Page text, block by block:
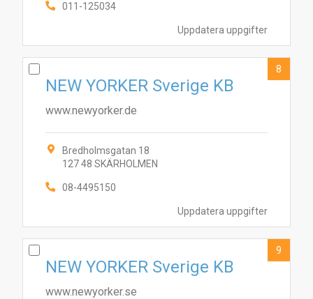
Uppdatera uppgifter
011-125034
Uppdatera uppgifter
NEW YORKER Sverige KB
www.newyorker.de
Bredholmsgatan 18
127 48 SKÄRHOLMEN
08-4495150
8
NEW YORKER Sverige KB
www.newyorker.se
9